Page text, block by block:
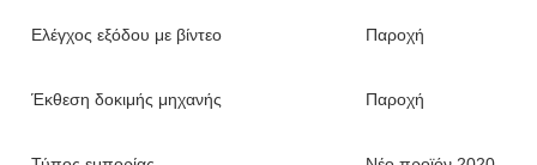
Ελέγχος εξόδου με βίντεο Παροχή
Έκθεση δοκιμής μηχανής Παροχή